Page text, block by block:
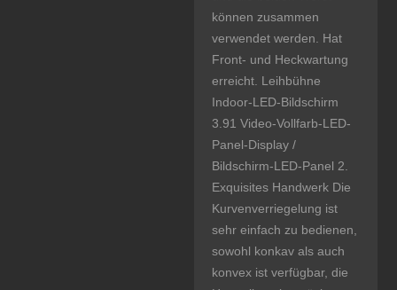
können zusammen
verwendet werden. Hat
Front- und Heckwartung
erreicht. Leihbühne
Indoor-LED-Bildschirm
3.91 Video-Vollfarb-LED-
Panel-Display /
Bildschirm-LED-Panel 2.
Exquisites Handwerk Die
Kurvenverriegelung ist
sehr einfach zu bedienen,
sowohl konkav als auch
konvex ist verfügbar, die